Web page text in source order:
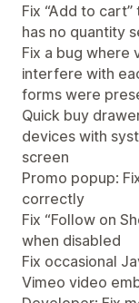
Fix “Add to
has no quantity
Fix a bug where
interfere with
forms were
Quick buy
devices with
screen
Promo popup:
correctly
Fix “Follow on
when disabled
Fix occasional
Vimeo video